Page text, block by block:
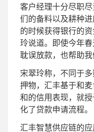
客户经理十分尽职
们的备料以及耕种
的时候获得银行的
玲说道。即使今年
耽误放款，也帮助我
宋翠玲称，不同于
押物，汇丰基于和
和的信用表现，就
化了贷款申请流程。
汇丰智慧供应链的